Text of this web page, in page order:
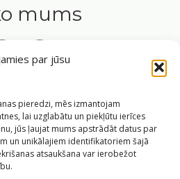
par jūsu
pieredzi, mēs izmantojam
lai uzglabātu un piekļūtu ierīces
jūs ļaujat mums apstrādāt datus par
un unikālajiem identifikatoriem šajā
atsaukšana var ierobežot
mums
veselā Rīgā |Pārpublicējot
Rīgas valstspilsētas pašvaldības